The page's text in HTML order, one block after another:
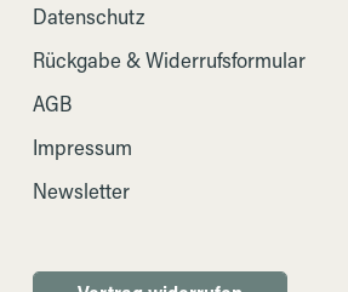
Datenschutz
Rückgabe & Widerrufsformular
AGB
Impressum
Newsletter